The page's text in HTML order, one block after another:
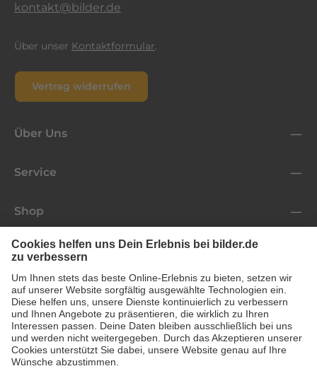
kontakt@bilder.de
Über unser Kontaktformular.
Vertrag widerrufen
Über Uns
Service
Shop
Folge uns